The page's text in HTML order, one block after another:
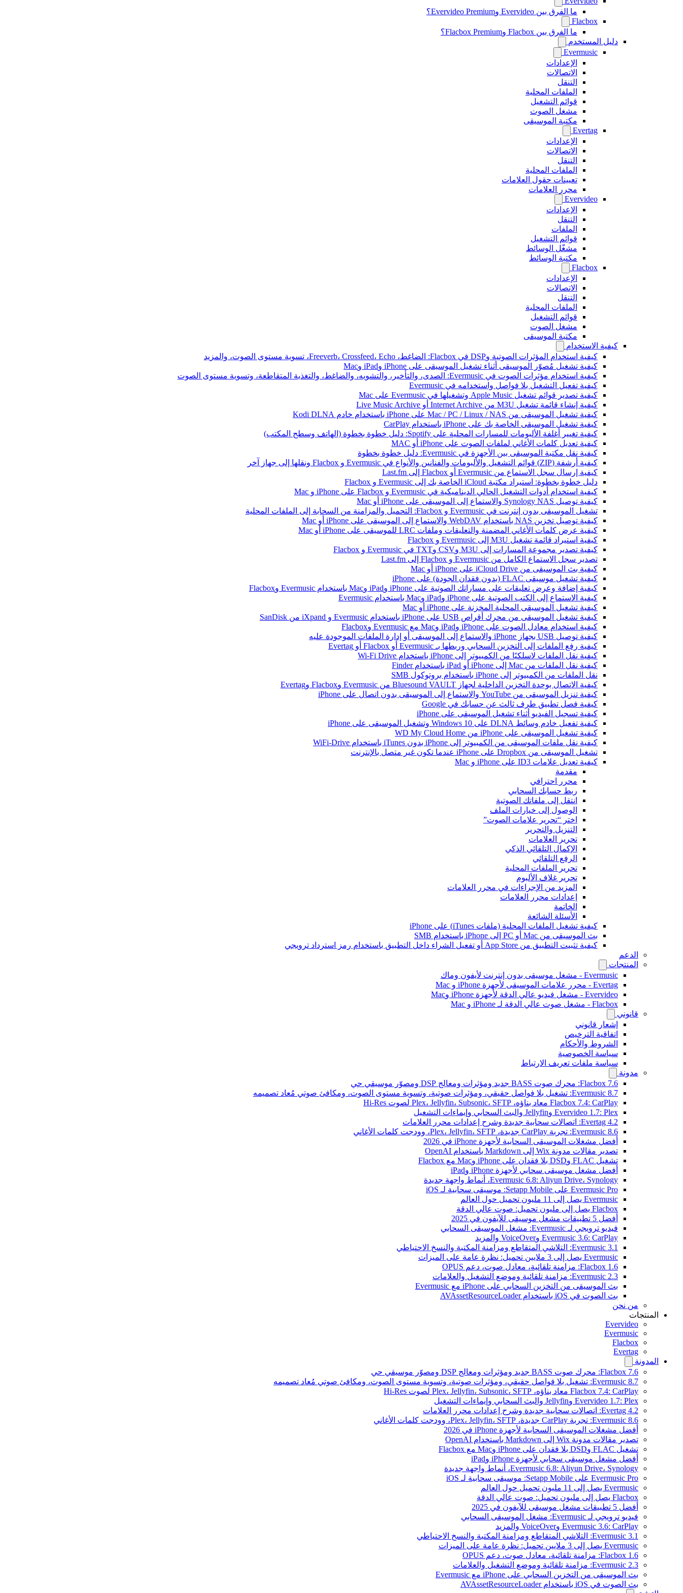
ما الفرق بين Evervideo وEvervideo Premium؟
Flacbox
ما الفرق بين Flacbox وFlacbox Premium؟
دليل المستخدم
Evermusic
الإعدادات
الاتصالات
التنقل
الملفات المحلية
قوائم التشغيل
مشغل الصوت
مكتبة الموسيقى
Evertag
الإعدادات
الاتصالات
التنقل
الملفات المحلية
تعيينات حقول العلامات
محرر العلامات
Evervideo
الإعدادات
التنقل
الملفات
قوائم التشغيل
مشغّل الوسائط
مكتبة الوسائط
Flacbox
الإعدادات
الاتصالات
التنقل
الملفات المحلية
قوائم التشغيل
مشغل الصوت
مكتبة الموسيقى
كيفية الاستخدام
كيفية استخدام المؤثرات الصوتية وDSP في Flacbox: الضاغط، Freeverb، Crossfeed، Echo، تسوية مستوى الصوت، والمزيد
كيفية تشغيل مُصوّر الموسيقى أثناء تشغيل الموسيقى على iPhone وiPad وMac
كيفية استخدام مؤثرات الصوت في Evermusic: الصدى، والتأخير، والتشويه، والضاغط، والتغذية المتقاطعة، وتسوية مستوى الصوت
كيفية تفعيل التشغيل بلا فواصل واستخدامه في Evermusic
كيفية تصدير قوائم تشغيل Apple Music وتشغيلها في Evermusic على Mac
كيفية إنشاء قائمة تشغيل M3U من Internet Archive أو Live Music Archive
كيفية تشغيل الموسيقى من Mac / PC / Linux / NAS على iPhone باستخدام خادم Kodi DLNA
كيفية تشغيل الموسيقى الخاصة بك على iPhone باستخدام CarPlay
كيفية تغيير أغلفة الألبومات للمسارات المحلية على Spotify: دليل خطوة بخطوة (الهاتف وسطح المكتب)
كيفية تعديل كلمات الأغاني لملفات الصوت على iPhone أو MAC
كيفية نقل مكتبة الموسيقى بين الأجهزة في Evermusic: دليل خطوة بخطوة
كيفية أرشفة (ZIP) قوائم التشغيل والألبومات والفنانين والأنواع في Evermusic و Flacbox ونقلها إلى جهاز آخر
كيفية إرسال سجل الاستماع من Evermusic أو Flacbox إلى Last.fm
دليل خطوة بخطوة: استيراد مكتبة iCloud الخاصة بك إلى Evermusic و Flacbox
كيفية استخدام أدوات التشغيل الحالي الديناميكية في Evermusic و Flacbox على iPhone و Mac
كيفية توصيل Synology NAS والاستماع إلى الموسيقى على iPhone أو Mac
تشغيل الموسيقى بدون إنترنت في Evermusic و Flacbox: التحميل والمزامنة من السحابة إلى الملفات المحلية
كيفية توصيل تخزين NAS باستخدام WebDAV والاستماع إلى الموسيقى على iPhone أو Mac
كيفية عرض كلمات الأغاني المضمنة والتعليقات وملفات LRC للموسيقى على iPhone أو Mac
كيفية استيراد قائمة تشغيل M3U إلى Evermusic و Flacbox
كيفية تصدير مجموعة المسارات إلى M3U وCSV وTXT في Evermusic و Flacbox
تصدير سجل الاستماع الكامل من Evermusic و Flacbox إلى Last.fm
كيفية بث الموسيقى من iCloud Drive على iPhone أو Mac
كيفية تشغيل موسيقى FLAC (بدون فقدان الجودة) على iPhone
كيفية إضافة وعرض تعليقات على مساراتك الصوتية على iPhone وiPad وMac باستخدام Evermusic وFlacbox
كيفية الاستماع إلى الكتب الصوتية على iPhone وiPad وMac باستخدام Evermusic
كيفية تشغيل الموسيقى المحلية المخزنة على iPhone أو Mac
كيفية تشغيل الموسيقى من محرك أقراص USB على iPhone باستخدام Evermusic و iXpand من SanDisk
كيفية استخدام معادل الصوت على iPhone وiPad وMac مع Evermusic وFlacbox
كيفية توصيل USB بجهاز iPhone والاستماع إلى الموسيقى أو إدارة الملفات الموجودة عليه
كيفية رفع الملفات إلى التخزين السحابي وربطها بـ Evermusic أو Flacbox أو Evertag
كيفية نقل الملفات لاسلكيًا من الكمبيوتر إلى iPhone باستخدام Wi-Fi Drive
كيفية نقل الملفات من Mac إلى iPhone أو iPad باستخدام Finder
نقل الملفات من الكمبيوتر إلى iPhone باستخدام بروتوكول SMB
كيفية الاتصال بوحدة التخزين الداخلية لجهاز Bluesound VAULT من Evermusic وFlacbox وEvertag
كيفية تنزيل الموسيقى من YouTube والاستماع إلى الموسيقى بدون اتصال على iPhone
كيفية فصل تطبيق طرف ثالث عن حسابك في Google
كيفية تسجيل الفيديو أثناء تشغيل الموسيقى على iPhone
كيفية تفعيل خادم وسائط DLNA على Windows 10 وتشغيل الموسيقى على iPhone
كيفية تشغيل الموسيقى على iPhone من WD My Cloud Home
كيفية نقل ملفات الموسيقى من الكمبيوتر إلى iPhone بدون iTunes باستخدام WiFi-Drive
تشغيل الموسيقى من Dropbox على iPhone عندما تكون غير متصل بالإنترنت
كيفية تعديل علامات ID3 على iPhone و Mac
مقدمة
محرر احترافي
ربط حسابك السحابي
انتقل إلى ملفاتك الصوتية
الوصول إلى خيارات الملف
اختر “تحرير علامات الصوت”
التنزيل والتحرير
تحرير العلامات
الإكمال التلقائي الذكي
الرفع التلقائي
تحرير الملفات المحلية
تحرير غلاف الألبوم
المزيد من الإجراءات في محرر العلامات
إعدادات محرر العلامات
الخاتمة
الأسئلة الشائعة
كيفية تشغيل الملفات المحلية (ملفات iTunes) على iPhone
بث الموسيقى من Mac أو PC إلى iPhone باستخدام SMB
كيفية تثبيت التطبيق من App Store أو تفعيل الشراء داخل التطبيق باستخدام رمز استرداد ترويجي
الدعم
المنتجات
Evermusic - مشغل موسيقى بدون إنترنت لأيفون وماك
Evertag - محرر علامات الموسيقى لأجهزة iPhone و Mac
Evervideo - مشغل فيديو عالي الدقة لأجهزة iPhone وMac
Flacbox - مشغل صوت عالي الدقة لـ iPhone و Mac
قانوني
إشعار قانوني
اتفاقية الترخيص
الشروط والأحكام
سياسة الخصوصية
سياسة ملفات تعريف الارتباط
مدونة
Flacbox 7.6: محرك صوت BASS جديد ومؤثرات ومعالج DSP ومصوّر موسيقي حي
Evermusic 8.7: تشغيل بلا فواصل حقيقي، ومؤثرات صوتية، وتسوية مستوى الصوت، ومكافئ صوتي مُعاد تصميمه
Flacbox 7.4: CarPlay معاد بناؤه، Plex، Jellyfin، Subsonic، SFTP لصوت Hi-Res
Evervideo 1.7: Plex وJellyfin والبث السحابي وإيماءات التشغيل
Evertag 4.2: اتصالات سحابية جديدة وشرح إعدادات محرر العلامات
Evermusic 8.6: تجربة CarPlay جديدة، Plex، Jellyfin، SFTP، وودجت كلمات الأغاني
أفضل مشغلات الموسيقى السحابية لأجهزة iPhone في 2026
تصدير مقالات مدونة Wix إلى Markdown باستخدام OpenAI
تشغيل FLAC وDSD بلا فقدان على iPhone وMac مع Flacbox
أفضل مشغل موسيقى سحابي لأجهزة iPhone وiPad
Evermusic 6.8: Aliyun Drive، Synology، أنماط واجهة جديدة
Evermusic Pro على Setapp Mobile: موسيقى سحابية لـ iOS
Evermusic يصل إلى 11 مليون تحميل حول العالم
Flacbox يصل إلى مليون تحميل: صوت عالي الدقة
أفضل 5 تطبيقات مشغل موسيقى للآيفون في 2025
فيديو ترويجي لـ Evermusic: مشغل الموسيقى السحابي
Evermusic 3.6: CarPlay وVoiceOver والمزيد
Evermusic 3.1: التلاشي المتقاطع ومزامنة المكتبة والنسخ الاحتياطي
Evermusic يصل إلى 3 ملايين تحميل: نظرة عامة على الميزات
Flacbox 1.6: مزامنة تلقائية، معادل صوت، دعم OPUS
Evermusic 2.3: مزامنة تلقائية وموضع التشغيل والعلامات
بث الموسيقى من التخزين السحابي على iPhone مع Evermusic
بث الصوت في iOS باستخدام AVAssetResourceLoader
من نحن
المنتجات
Evervideo
Evermusic
Flacbox
Evertag
المدونة
Flacbox 7.6: محرك صوت BASS جديد ومؤثرات ومعالج DSP ومصوّر موسيقي حي
Evermusic 8.7: تشغيل بلا فواصل حقيقي، ومؤثرات صوتية، وتسوية مستوى الصوت، ومكافئ صوتي مُعاد تصميمه
Flacbox 7.4: CarPlay معاد بناؤه، Plex، Jellyfin، Subsonic، SFTP لصوت Hi-Res
Evervideo 1.7: Plex وJellyfin والبث السحابي وإيماءات التشغيل
Evertag 4.2: اتصالات سحابية جديدة وشرح إعدادات محرر العلامات
Evermusic 8.6: تجربة CarPlay جديدة، Plex، Jellyfin، SFTP، وودجت كلمات الأغاني
أفضل مشغلات الموسيقى السحابية لأجهزة iPhone في 2026
تصدير مقالات مدونة Wix إلى Markdown باستخدام OpenAI
تشغيل FLAC وDSD بلا فقدان على iPhone وMac مع Flacbox
أفضل مشغل موسيقى سحابي لأجهزة iPhone وiPad
Evermusic 6.8: Aliyun Drive، Synology، أنماط واجهة جديدة
Evermusic Pro على Setapp Mobile: موسيقى سحابية لـ iOS
Evermusic يصل إلى 11 مليون تحميل حول العالم
Flacbox يصل إلى مليون تحميل: صوت عالي الدقة
أفضل 5 تطبيقات مشغل موسيقى للآيفون في 2025
فيديو ترويجي لـ Evermusic: مشغل الموسيقى السحابي
Evermusic 3.6: CarPlay وVoiceOver والمزيد
Evermusic 3.1: التلاشي المتقاطع ومزامنة المكتبة والنسخ الاحتياطي
Evermusic يصل إلى 3 ملايين تحميل: نظرة عامة على الميزات
Flacbox 1.6: مزامنة تلقائية، معادل صوت، دعم OPUS
Evermusic 2.3: مزامنة تلقائية وموضع التشغيل والعلامات
بث الموسيقى من التخزين السحابي على iPhone مع Evermusic
بث الصوت في iOS باستخدام AVAssetResourceLoader